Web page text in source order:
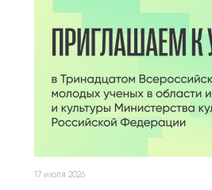
17 июля 2026